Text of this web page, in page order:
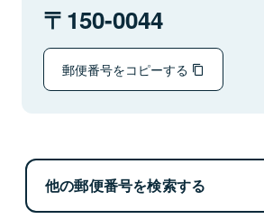
150-0044
郵便番号をコピーする
他の郵便番号を検索する